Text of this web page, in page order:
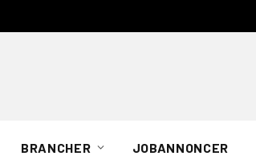
BRANCHER JOBANNONCER